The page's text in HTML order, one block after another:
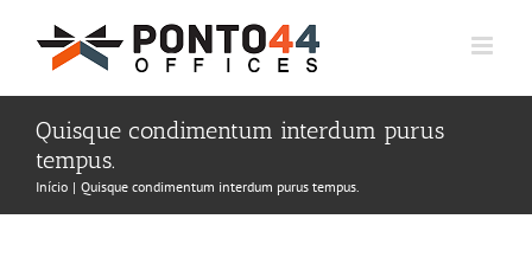
Quisque condimentum interdum purus
tempus.
Início Quisque condimentum interdum purus tempus.